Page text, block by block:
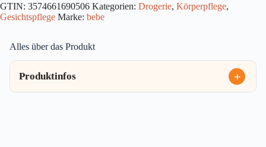
GTIN: 3574661690506 Kategorien: Drogerie, Körperpflege,
Gesichtspflege Marke: bebe
Alles über das Produkt
Produktinfos